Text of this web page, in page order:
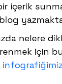
içerik
nelere
için